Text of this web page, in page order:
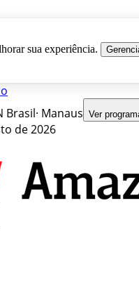
sua experiência.
Brasil· Manaus Ver
de 2026